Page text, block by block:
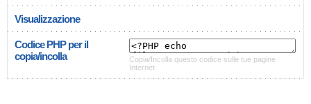
Visualizzazione
Codice PHP per il
copia/incolla
Copia/Incolla questo codice sulle tue pagine
Internet.